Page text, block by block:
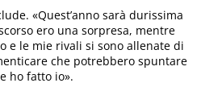
«Quest’anno sarà durissima
ero una sorpresa, mentre
e le mie rivali si sono allenate di
che potrebbero spuntare
ho fatto io».